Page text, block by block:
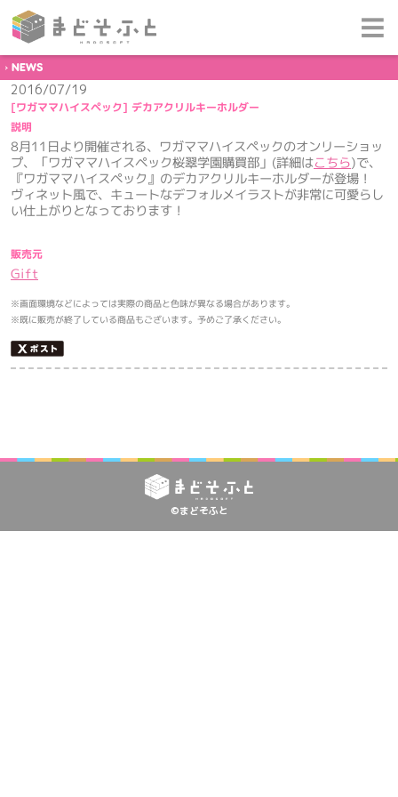
NEWS
2016/07/19
[ワガママハイスペック] デカアクリルキーホルダー
説明
8月11日より開催される、ワガママハイスペックのオンリーショッ
プ、「ワガママハイスペック桜翠学園購買部」(詳細はこちら)で、
『ワガママハイスペック』のデカアクリルキーホルダーが登場！
ヴィネット風で、キュートなデフォルメイラストが非常に可愛らし
い仕上がりとなっております！
販売元
Gift
※画面環境などによっては実際の商品と色味が異なる場合があります。
※既に販売が終了している商品もございます。予めご了承ください。
©まどそふと